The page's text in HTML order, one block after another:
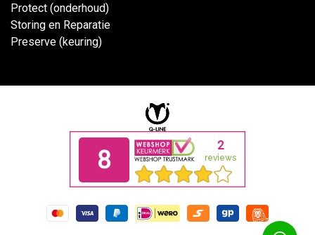
Protect (onderhoud)
Storing en Reparatie
Preserve (keuring)